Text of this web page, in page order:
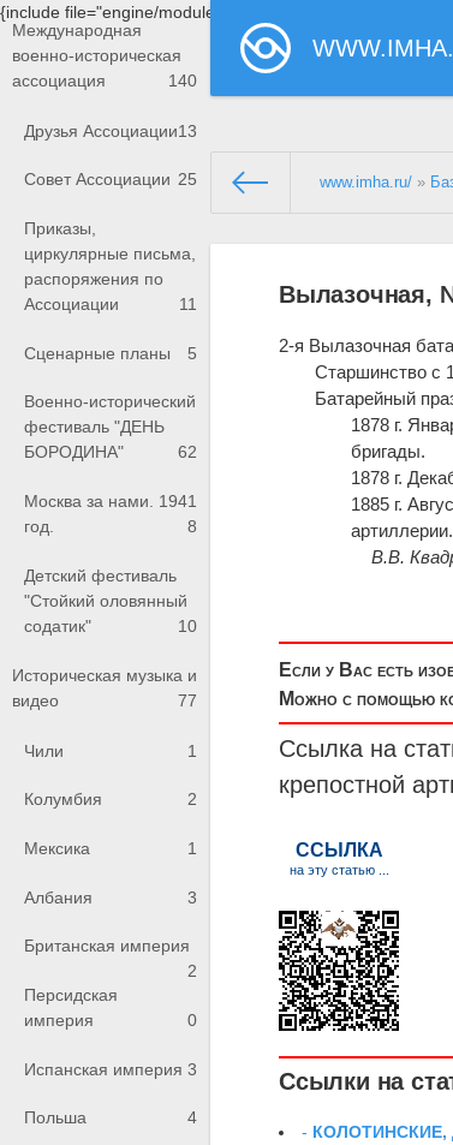
{include file="engine/modules/saperu/head.php"}
Международная
военно-историческая
ассоциация
140
Друзья Ассоциации13
Совет Ассоциации 25
Приказы,
циркулярные письма,
распоряжения по
Ассоциации
11
Сценарные планы 5
Военно-исторический
фестиваль "ДЕНЬ
БОРОДИНА"
62
Москва за нами. 1941
год.
8
Детский фестиваль
"Стойкий оловянный
содатик"
10
Историческая музыка и
видео
77
Чили 1
Колумбия 2
Мексика 1
Албания 3
Британская империя
2
Персидская
империя
0
Испанская империя 3
Польша 4
www.imha.ru/ »
Вылазочная,
2-я Вылазочная
Старшинство с
Батарейный
1878 г.
бригады.
1878 г.
1885 г.
артиллерии.
В.В.
Если у Вас есть
Можно с помощью
Ссылка на
крепостной
Ссылки на
- КОЛОТИНСКИЕ,